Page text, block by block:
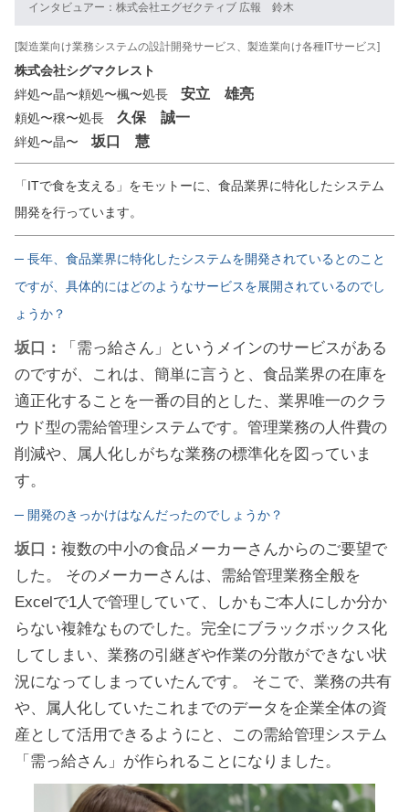
インタビュアー：株式会社エグゼクティブ 広報 鈴木
[製造業向け業務システムの設計開発サービス、製造業向け各種ITサービス]
株式会社シグマクレスト
絆処〜晶〜頼処〜楓〜処長 安立 雄亮
頼処〜穣〜処長 久保 誠一
絆処〜晶〜 坂口 慧
「ITで食を支える」をモットーに、食品業界に特化したシステム
開発を行っています。
─ 長年、食品業界に特化したシステムを開発されているとのこと
ですが、具体的にはどのようなサービスを展開されているのでし
ょうか？
坂口：
「需っ給さん」というメインのサービスがある
のですが、これは、簡単に言うと、食品業界の在庫を
適正化することを一番の目的とした、業界唯一のクラ
ウド型の需給管理システムです。管理業務の人件費の
削減や、属人化しがちな業務の標準化を図っていま
す。
─ 開発のきっかけはなんだったのでしょうか？
坂口： 複数の中小の食品メーカーさんからのご要望で
した。 そのメーカーさんは、需給管理業務全般を
Excelで1人で管理していて、しかもご本人にしか分か
らない複雑なものでした。完全にブラックボックス化
してしまい、業務の引継ぎや作業の分散ができない状
況になってしまっていたんです。 そこで、業務の共有
や、属人化していたこれまでのデータを企業全体の資
産として活用できるようにと、この需給管理システム
「需っ給さん」が作られることになりました。